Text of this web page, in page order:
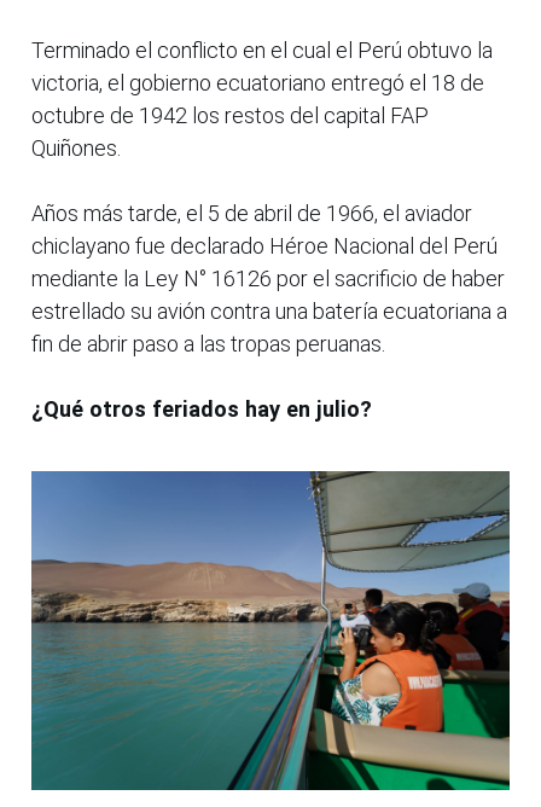
Terminado el conflicto en el cual el Perú obtuvo la
victoria, el gobierno ecuatoriano entregó el 18 de
octubre de 1942 los restos del capital FAP
Quiñones.
Años más tarde, el 5 de abril de 1966, el aviador
chiclayano fue declarado Héroe Nacional del Perú
mediante la Ley N° 16126 por el sacrificio de haber
estrellado su avión contra una batería ecuatoriana a
fin de abrir paso a las tropas peruanas.
¿Qué otros feriados hay en julio?